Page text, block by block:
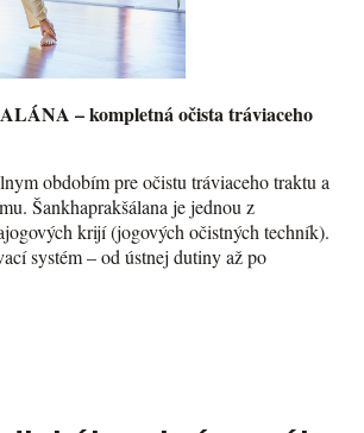
– kompletná očista tráviaceho
obdobím pre očistu tráviaceho traktu a
Šankhaprakšálana je jednou z
krijí (jogových očistných techník).
systém – od ústnej dutiny až po